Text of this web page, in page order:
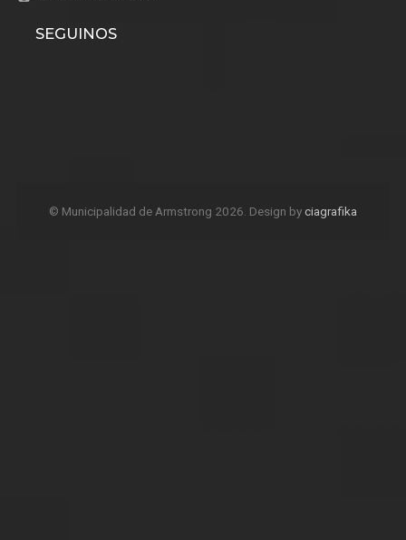
SEGUINOS
© Municipalidad de Armstrong 2026. Design byciagrafika